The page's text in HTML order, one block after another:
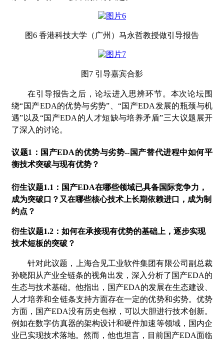
图6 香港科技大学（广州）马永哲教授做引导报告
图7 引导嘉宾合影
在引导报告之后，论坛进入思辨环节。 本次论坛围
绕“国产EDA的优势与劣势”、“国产EDA发展的瓶颈与机
遇”以及“国产EDA的人才短缺与培养矛盾”三大议题展开
了深入的讨论。
议题1：国产EDA的优势与劣势--国产替代进程中如何平
衡技术突破与现有优势？
衍生议题1.1：国产EDA在哪些领域已具备国际竞争力，
成为突破口？又在哪些核心技术上长期依赖进口，成为制
约点？
衍生议题1.2：如何在承接现有优势的基础上，逐步实现
技术短板的突破？
针对此议题，上海合见工业软件集团有限公司副总裁
孙晓阳从产业全链条的视角出发，深入分析了国产EDA的
生态与技术基础。他指出，国产EDA的发展在生态建设、
人才培养和全链条支持方面存在一定的优势和劣势。 优势
方面 ，国产EDA没有历史包袱，可以大胆进行技术创新。
例如在数字仿真器的架构设计和硬件加速等领域，国内企
业已实现技术落地。然而，他也坦言，目前国产EDA面临